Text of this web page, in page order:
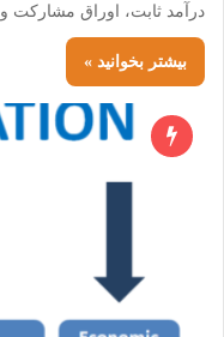
درآمد ثابت، اوراق مشارکت و ETFها، حتی یک مغازه‌دار هم…
بیشتر بخوانید »